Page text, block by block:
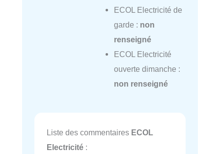
ECOL Electricité de
garde : non
renseigné
ECOL Electricité
ouverte dimanche :
non renseigné
Liste des commentaires ECOL
Electricité :